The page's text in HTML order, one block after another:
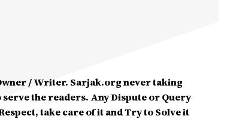
/ Writer. Sarjak.org never taking
the readers. Any Dispute or Query
take care of it and Try to Solve it